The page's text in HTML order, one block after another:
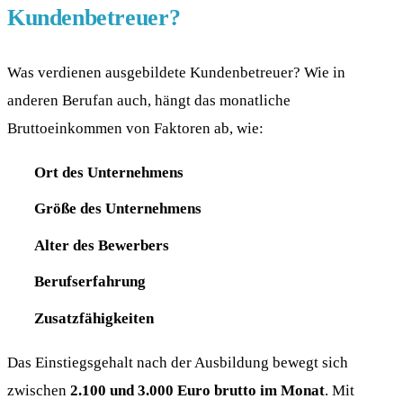
Kundenbetreuer?
Was verdienen ausgebildete Kundenbetreuer? Wie in
anderen Berufan auch, hängt das monatliche
Bruttoeinkommen von Faktoren ab, wie:
Ort des Unternehmens
Größe des Unternehmens
Alter des Bewerbers
Berufserfahrung
Zusatzfähigkeiten
Das Einstiegsgehalt nach der Ausbildung bewegt sich
zwischen 2.100 und 3.000 Euro brutto im Monat. Mit